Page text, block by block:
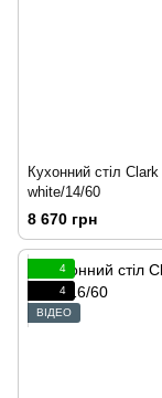
Кухонний стіл Clark
white/14/60
8 670 грн
4
4
ВІДЕО